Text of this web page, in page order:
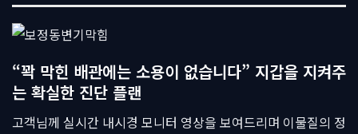
“꽉 막힌 배관에는 소용이 없습니다” 지갑을 지켜주
는 확실한 진단 플랜
고객님께 실시간 내시경 모니터 영상을 보여드리며 이물질의 정